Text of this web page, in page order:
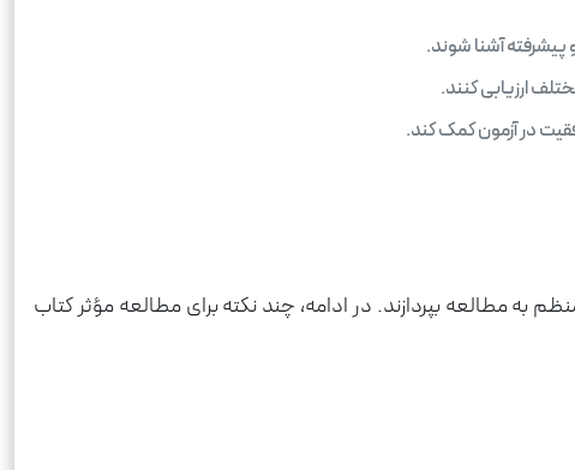
آشنا شوند.
ارزیابی کنند.
در آزمون کمک کند.
مطالعه بپردازند. در ادامه، چند نکته برای مطالعه مؤثر کتاب